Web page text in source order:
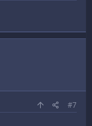
#7